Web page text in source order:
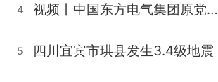
4 视频丨中国东方电气集团原党组副书记、董事宋致远被查
5 四川宜宾市珙县发生3.4级地震